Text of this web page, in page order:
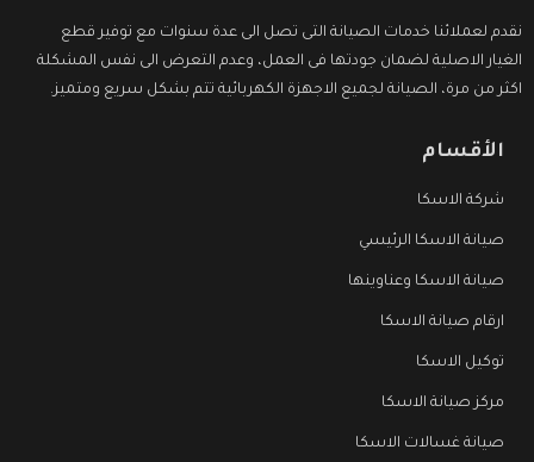
نقدم لعملائنا خدمات الصيانة التى تصل الى عدة سنوات مع توفير قطع
الغيار الاصلية لضمان جودتها فى العمل، وعدم التعرض الى نفس المشكلة
اكثر من مرة، الصيانة لجميع الاجهزة الكهربائية تتم بشكل سريع ومتميز.
الأقسام
شركة الاسكا
صيانة الاسكا الرئيسي
صيانة الاسكا وعناوينها
ارقام صيانة الاسكا
توكيل الاسكا
مركز صيانة الاسكا
صيانة غسالات الاسكا